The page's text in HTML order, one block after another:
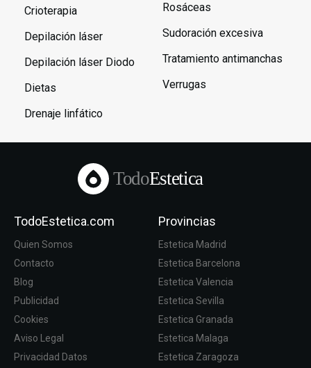
Crioterapia
Depilación láser
Depilación láser Diodo
Dietas
Drenaje linfático
Rosáceas
Sudoración excesiva
Tratamiento antimanchas
Verrugas
TodoEstetica
TodoEstetica.com
Quien Somos
Contacto
Blog
Publicidad
Cookies
Aviso Legal
Privacidad Datos
Provincias
Estetica Madrid
Estetica Barcelona
Estetica Valencia
Estetica Sevilla
Estetica Granada
Estetica Malaga
Estetica Zaragoza